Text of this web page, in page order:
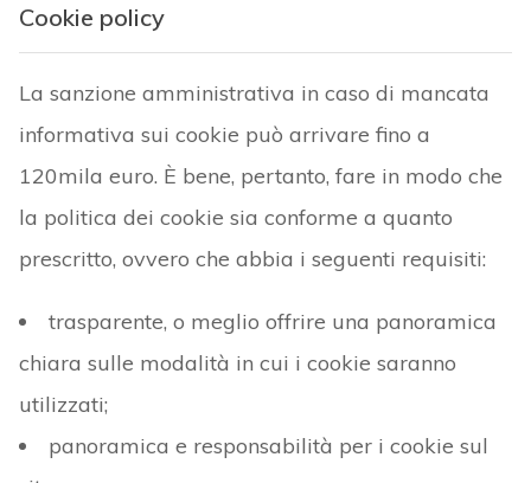
Cookie policy
La sanzione amministrativa in caso di mancata
informativa sui cookie può arrivare fino a
120mila euro. È bene, pertanto, fare in modo che
la politica dei cookie sia conforme a quanto
prescritto, ovvero che abbia i seguenti requisiti:
trasparente, o meglio offrire una panoramica
chiara sulle modalità in cui i cookie saranno
utilizzati;
panoramica e responsabilità per i cookie sul